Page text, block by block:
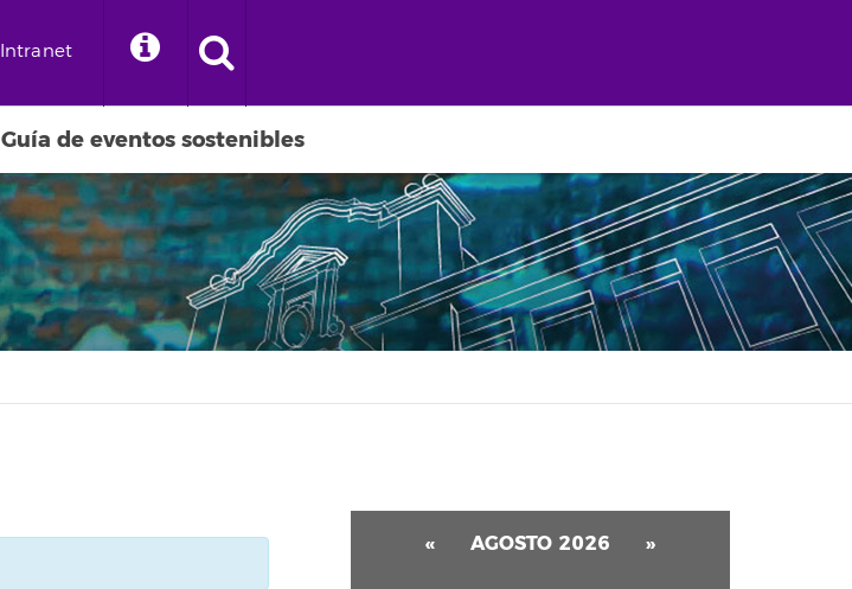
Intranet
Guía de eventos sostenibles
« AGOSTO 2026 »